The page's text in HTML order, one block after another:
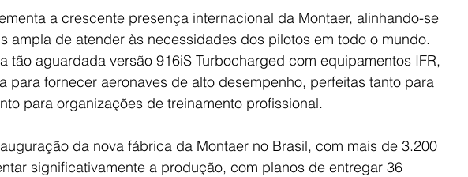
a crescente presença internacional da Montaer, alinhando-se
ampla de atender às necessidades dos pilotos em todo o mundo.
tão aguardada versão 916iS Turbocharged com equipamentos IFR,
para fornecer aeronaves de alto desempenho, perfeitas tanto para
para organizações de treinamento profissional.
da nova fábrica da Montaer no Brasil, com mais de 3.200
significativamente a produção, com planos de entregar 36